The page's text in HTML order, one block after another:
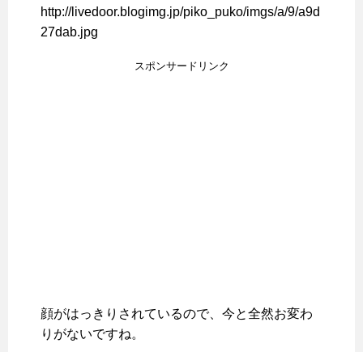
http://livedoor.blogimg.jp/piko_puko/imgs/a/9/a9d
27dab.jpg
スポンサードリンク
顔がはっきりされているので、今と全然お変わ
りがないですね。